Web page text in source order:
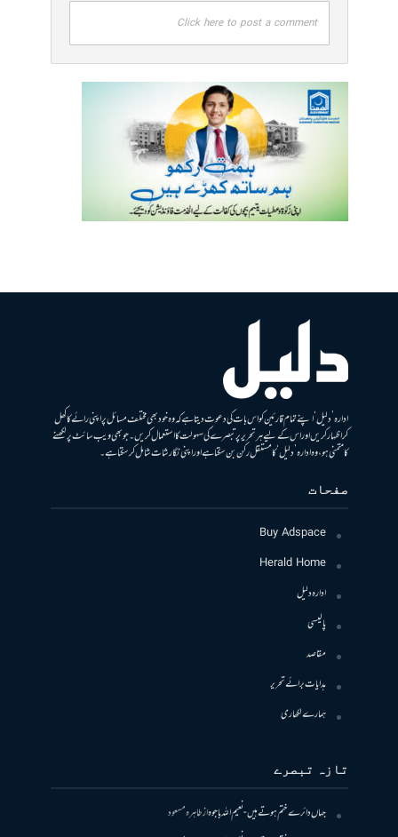
Click here to post a comment
ادارہ ’دلیل‘ اپنے تمام قارئین کو اس بات کی دعوت دیتا ہے کہ وہ خود بھی مختلف مسائل پر اپنی رائے کا کھل
کر اظہار کریں اور اس کے لیے ہر تحریر پر تبصرے کی سہولت کا استعمال کریں۔ جو بھی ویب سائٹ پر لکھنے
کا متمنی ہو، وہ ادارہ ’دلیل‘ کا مستقل رکن بن سکتا ہے اور اپنی نگارشات شامل کرسکتا ہے۔
صفحات
Buy Adspace
Herald Home
ادارہ دلیل
پالیسی
مقاصد
ہدایات برائے تحریر
ہمارے لکھاری
تازہ تبصرے
جہاں دائرے ختم ہوتے ہیں- نعیم اللہ باجوہازطاہرہ مسعود